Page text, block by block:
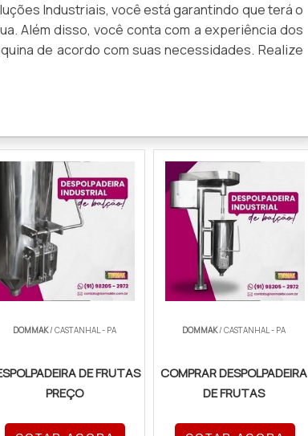
Industriais, você está garantindo que terá o
Além disso, você conta com a experiência dos
de acordo com suas necessidades. Realize
DOMMAK/ CASTANHAL - PA
DE FRUTAS
PREÇO
DOMMAK/ CASTANHAL - PA
COMPRAR DESPOLPADEIRA
DE FRUTAS